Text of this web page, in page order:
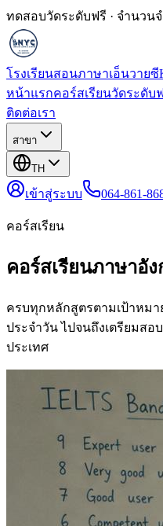
ทดสอบวัดระดับฟรี · จำนวน
โรงเรียนสอนภาษาเอ็นวายซี
หน้าแรกคอร์สเรียนวัดระดับ
ติดต่อเรา
สาขา
TH
เข้าสู่ระบบ 064-861-
คอร์สเรียน
คอร์สเรียนภาษาอั
ครบทุกหลักสูตรตามเป้าหม
ประจำวัน ไปจนถึงเตรียมส
ประเทศ